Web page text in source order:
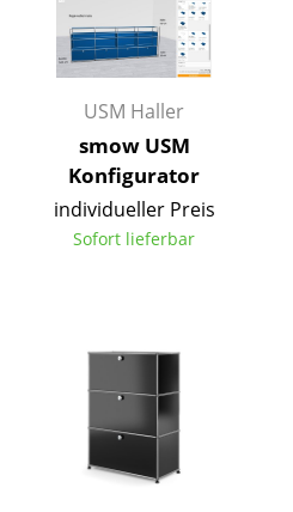
Bürodrehstühle
Konferenzstühle
Bürosessel
Einzelteile
... alle Sitzmöbel
Beistelltische
Couchtische
USM Haller
smow USM
Konfigurator
individueller Preis
Sofort lieferbar